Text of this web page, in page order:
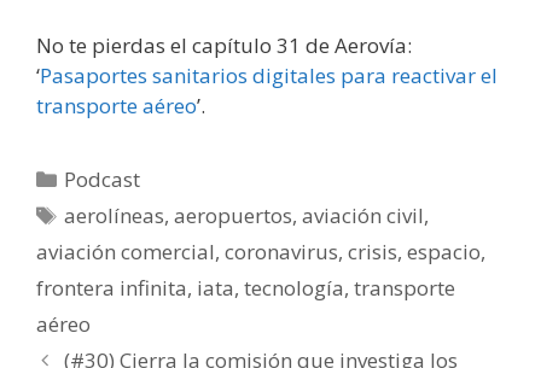
No te pierdas el capítulo 31 de Aerovía:
‘Pasaportes sanitarios digitales para reactivar el
transporte aéreo’.
Categorías
Podcast
Etiquetas
aerolíneas,aeropuertos,aviación civil,
aviación comercial, coronavirus, crisis, espacio,
frontera infinita, iata, tecnología, transporte
aéreo
(#30) Cierra la comisión que investiga los